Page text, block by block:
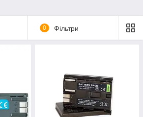
0 Фільтри